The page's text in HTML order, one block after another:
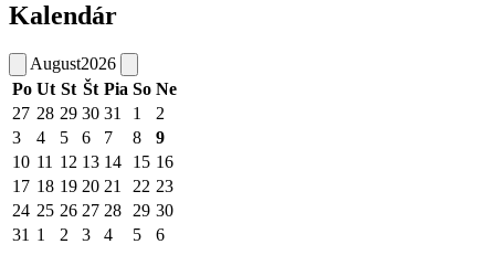
Kalendár
August2026
Po Ut St Št Pia So Ne
27 28 29 30 31 1
2
3
4 5 6 7 8
9
10 11 12 13 14 15 16
17 18 19 20 21 22 23
24 25 26 27 28 29 30
31 1 2 3 4 5 6